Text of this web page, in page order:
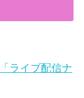
ライブ配信ナ